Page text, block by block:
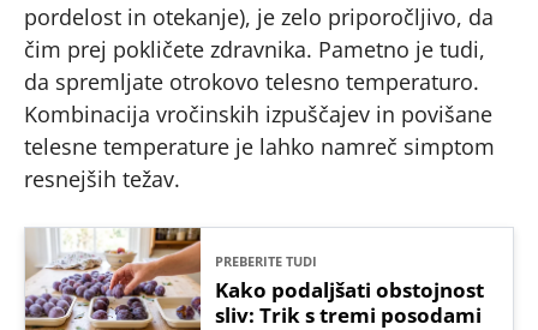
pordelost in otekanje), je zelo priporočljivo, da
čim prej pokličete zdravnika. Pametno je tudi,
da spremljate otrokovo telesno temperaturo.
Kombinacija vročinskih izpuščajev in povišane
telesne temperature je lahko namreč simptom
resnejših težav.
PREBERITE TUDI
Kako podaljšati obstojnost
sliv: Trik s tremi posodami